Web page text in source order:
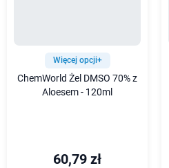
Więcej opcji+
ChemWorld Żel DMSO 70% z
Aloesem - 120ml
60,79 zł